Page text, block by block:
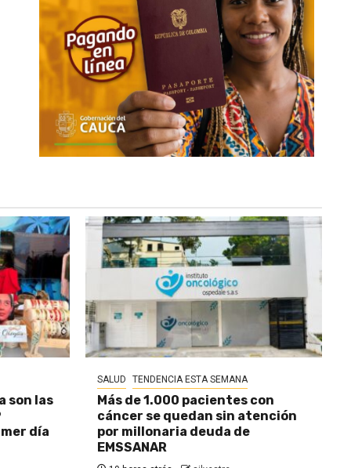
son las
día
SALUD TENDENCIA ESTA SEMANA
Más de 1.000 pacientes con
cáncer se quedan sin atención
por millonaria deuda de
EMSSANAR